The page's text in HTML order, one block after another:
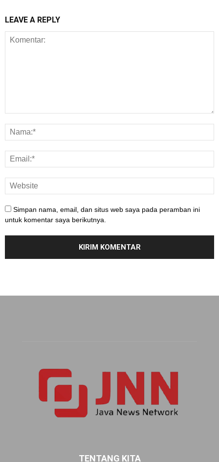
LEAVE A REPLY
Simpan nama, email, dan situs web saya pada peramban ini
untuk komentar saya berikutnya.
TENTANG KITA